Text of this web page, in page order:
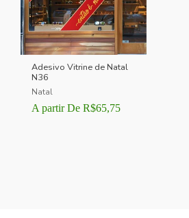
Adesivo Vitrine de Natal
N36
Natal
A partir De R$65,75